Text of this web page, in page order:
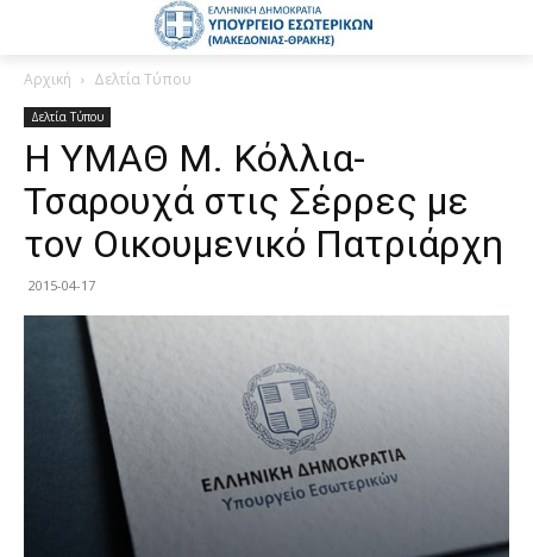
Αρχική Δελτία Τύπου
Δελτία Τύπου
Η ΥΜΑΘ Μ. Κόλλια-
Τσαρουχά στις Σέρρες με
τον Οικουμενικό Πατριάρχη
2015-04-17